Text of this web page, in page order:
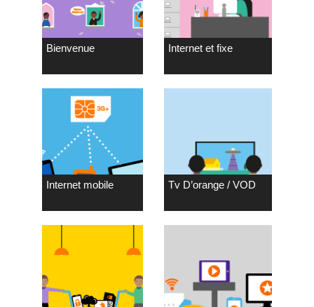
Bienvenue Internet et fixe
Internet mobile Tv D’orange / VOD